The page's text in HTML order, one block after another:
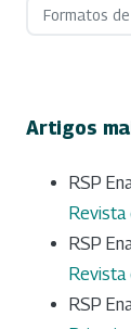
Formatos
Artigos
RSP
RSP
RSP